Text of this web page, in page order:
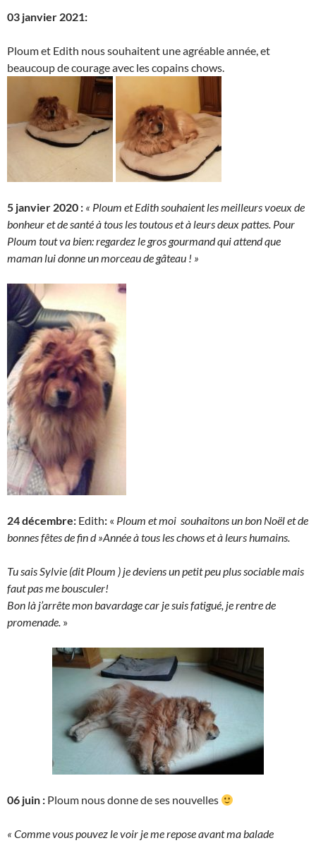
03 janvier 2021:
Ploum et Edith nous souhaitent une agréable année, et
beaucoup de courage avec les copains chows.
5 janvier 2020 : « Ploum et Edith souhaient les meilleurs voeux de
bonheur et de santé à tous les toutous et à leurs deux pattes. Pour
Ploum tout va bien: regardez le gros gourmand qui attend que
maman lui donne un morceau de gâteau ! »
24 décembre: Edith: « Ploum et moi souhaitons un bon Noël et de
bonnes fêtes de fin d »Année à tous les chows et à leurs humains.
Tu sais Sylvie (dit Ploum ) je deviens un petit peu plus sociable mais
faut pas me bousculer!
Bon là j’arrête mon bavardage car je suis fatigué, je rentre de
promenade. »
06 juin : Ploum nous donne de ses nouvelles
« Comme vous pouvez le voir je me repose avant ma balade